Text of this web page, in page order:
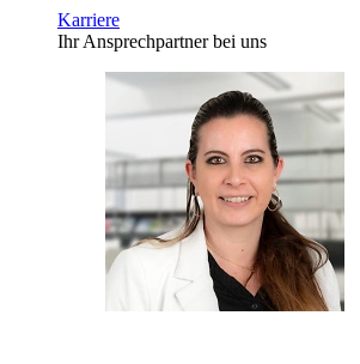
Karriere
Ihr Ansprechpartner bei uns